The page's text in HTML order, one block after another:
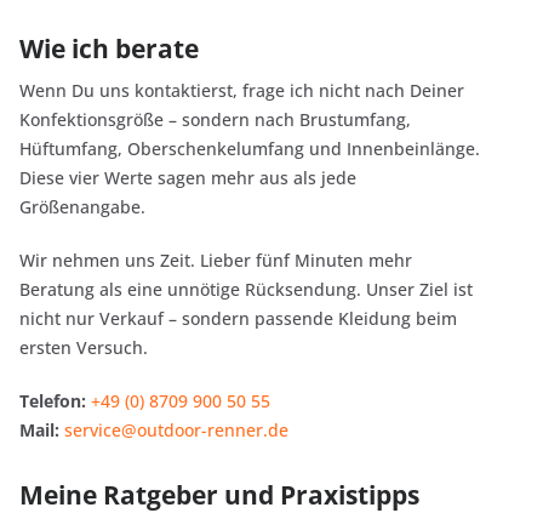
Wie ich berate
Wenn Du uns kontaktierst, frage ich nicht nach Deiner
Konfektionsgröße – sondern nach Brustumfang,
Hüftumfang, Oberschenkelumfang und Innenbeinlänge.
Diese vier Werte sagen mehr aus als jede
Größenangabe.
Wir nehmen uns Zeit. Lieber fünf Minuten mehr
Beratung als eine unnötige Rücksendung. Unser Ziel ist
nicht nur Verkauf – sondern passende Kleidung beim
ersten Versuch.
Telefon: +49 (0) 8709 900 50 55
Mail: service@outdoor-renner.de
Meine Ratgeber und Praxistipps